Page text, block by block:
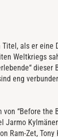
als er eine
Weltkriegs
dieser
eng
von “Before the
Jarmo
Ram-Zet,